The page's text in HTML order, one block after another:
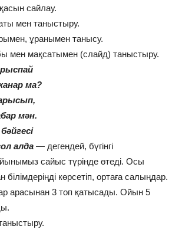
сайлау.
мен таныстыру.
ұранымен танысу.
мен мақсатымен (слайд) таныстыру.
ма?
мән.
алда — дегендей, бүгінгі
сайыс түрінде өтеді. Осы
білімдеріңді көрсетіп, ортаға салыңдар.
арасынан 3 топ қатысады. Ойын 5